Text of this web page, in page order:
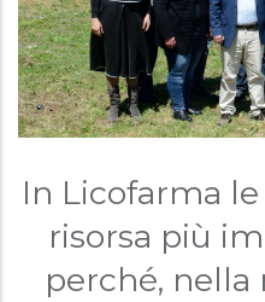
In Licofarma
risorsa più
perché, nella